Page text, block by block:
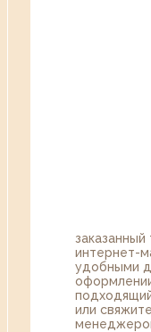
интернет-
удобными
или